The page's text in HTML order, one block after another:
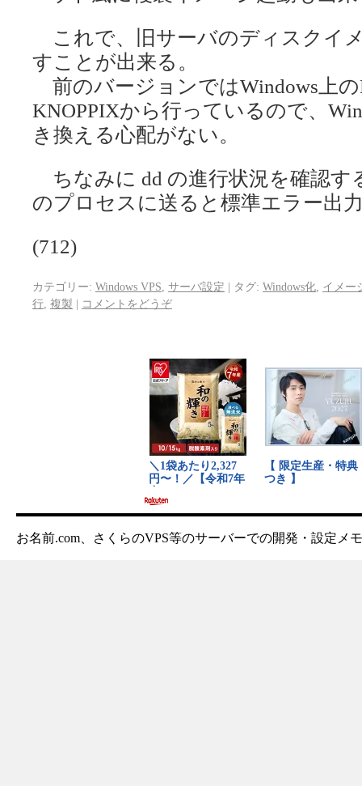
これで、旧サーバのディスクイ
すことが出来る。
前のバージョンではWindows上
KNOPPIXから行っているので、
き換える心配がない。
ちなみに dd の進行状況を確認す
のプロセスに送ると標準エラー出
(712)
カテゴリー: Windows VPS サーバ設定 | タグ: Windows化 イメー
行 複製 | コメントをどうぞ
お名前.com、さくらのVPS等のサーバーでの開発・設定メモ